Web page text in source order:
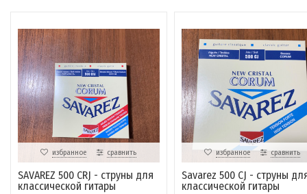
избранное сравнить
SAVAREZ 500 CRJ - струны для
классической гитары
избранное сравнить
Savarez 500 CJ - струны
классической гитары